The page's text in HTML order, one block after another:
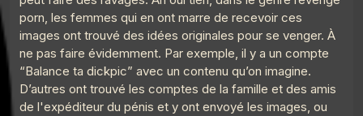
porn, les femmes qui en ont marre de recevoir ces
images ont trouvé des idées originales pour se venger. À
ne pas faire évidemment. Par exemple, il y a un compte
“Balance ta dickpic” avec un contenu qu’on imagine.
D’autres ont trouvé les comptes de la famille et des amis
de l'expéditeur du pénis et y ont envoyé les images, ou